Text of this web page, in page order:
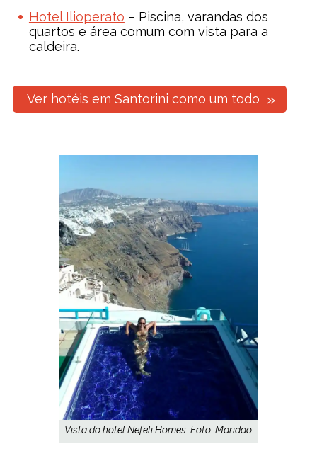
Hotel Ilioperato – Piscina, varandas dos
quartos e área comum com vista para a
caldeira.
Ver hotéis em Santorini como um todo
Vista do hotel Nefeli Homes. Foto: Maridão.